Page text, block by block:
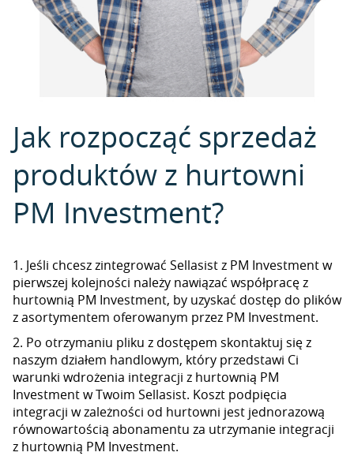
Jak rozpocząć sprzedaż
produktów z hurtowni
PM Investment?
1. Jeśli chcesz zintegrować Sellasist z PM Investment w
pierwszej kolejności należy nawiązać współpracę z
hurtownią PM Investment, by uzyskać dostęp do plików
z asortymentem oferowanym przez PM Investment.
2. Po otrzymaniu pliku z dostępem skontaktuj się z
naszym działem handlowym, który przedstawi Ci
warunki wdrożenia integracji z hurtownią PM
Investment w Twoim Sellasist. Koszt podpięcia
integracji w zależności od hurtowni jest jednorazową
równowartością abonamentu za utrzymanie integracji
z hurtownią PM Investment.